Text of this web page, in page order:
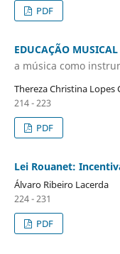
PDF
EDUCAÇÃO MUSICAL
a música como
Thereza Christina Lopes
214 - 223
PDF
Lei Rouanet:
Álvaro Ribeiro Lacerda
224 - 231
PDF